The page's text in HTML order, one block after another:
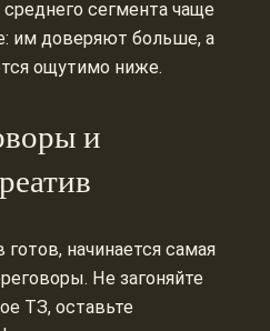
сегмента чаще
им доверяют больше, а
ощутимо ниже.
и
начинается самая
Не загоняйте
ТЗ, оставьте